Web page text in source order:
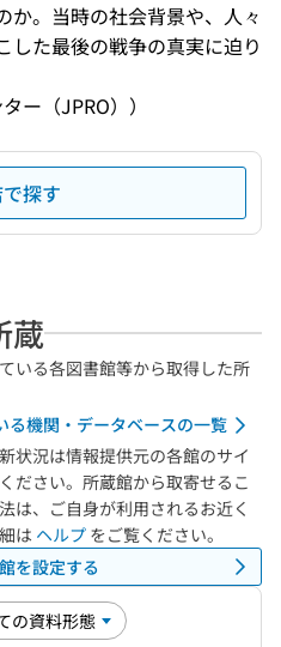
か。当時の社会背景や、人々
した最後の戦争の真実に迫り
ー（JPRO））
探す
蔵
いる各図書館等から取得した所
る機関・データベースの一覧
状況は情報提供元の各館のサイ
ださい。所蔵館から取寄せるこ
は、ご自身が利用されるお近く
は ヘルプ をご覧ください。
を設定する